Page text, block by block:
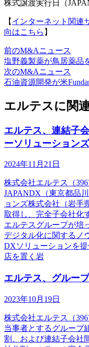
株式譲渡実行日（
【 インターネット関連
向はこちら 】
前のM&Aニュース
塩野義製薬が鳥居薬品
次のM&Aニュース
石油資源開発が米
エルテスに関
エルテス、連結子
ーソリューション
2024年11月21日
株式会社エルテス（
JAPANDX（東京都品
ョンズ株式会社（岩手
取得し、完全子会社化
エルテスグループが培
デジタル化に関するノ
DXソリューションを
店を置く岩
エルテス、グルー
2023年10月19日
株式会社エルテス（
当事者とするグループ
割、および連結子会社